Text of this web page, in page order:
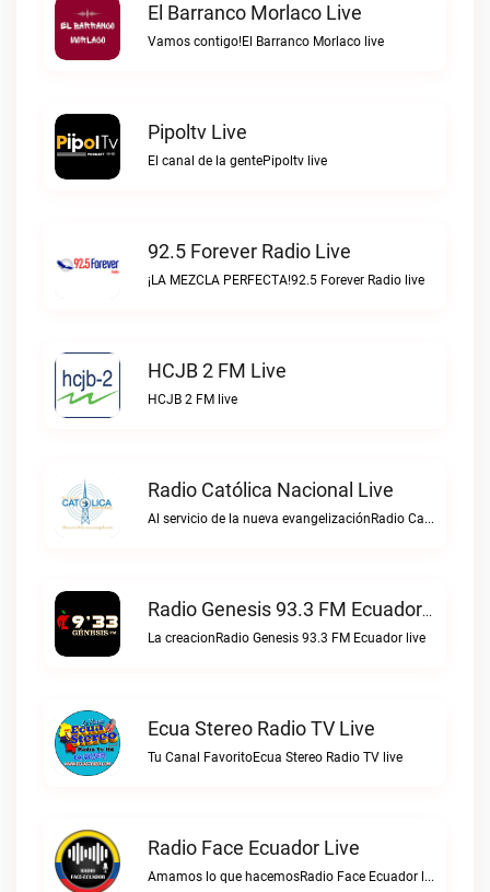
El Barranco Morlaco Live
Vamos contigo!El Barranco Morlaco live
Pipoltv Live
El canal de la gentePipoltv live
92.5 Forever Radio Live
¡LA MEZCLA PERFECTA!92.5 Forever Radio live
HCJB 2 FM Live
HCJB 2 FM live
Radio Católica Nacional Live
Al servicio de la nueva evangelizaciónRadio Católica Nacional live
Radio Genesis 93.3 FM Ecuador Live
La creacionRadio Genesis 93.3 FM Ecuador live
Ecua Stereo Radio TV Live
Tu Canal FavoritoEcua Stereo Radio TV live
Radio Face Ecuador Live
Amamos lo que hacemosRadio Face Ecuador live